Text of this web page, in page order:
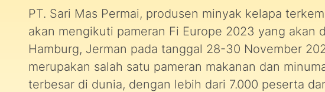
PT. Sari Mas Permai, produsen minyak kelapa
akan mengikuti pameran Fi Europe 2023 yang akan
Hamburg, Jerman pada tanggal 28-30 November
merupakan salah satu pameran makanan dan
terbesar di dunia, dengan lebih dari 7.000 peserta